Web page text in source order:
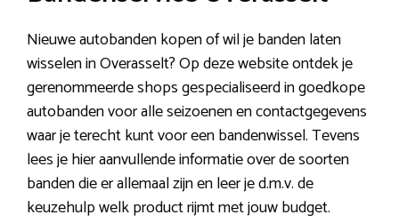
Nieuwe autobanden kopen of wil je banden laten
wisselen in Overasselt? Op deze website ontdek je
gerenommeerde shops gespecialiseerd in goedkope
autobanden voor alle seizoenen en contactgegevens
waar je terecht kunt voor een bandenwissel. Tevens
lees je hier aanvullende informatie over de soorten
banden die er allemaal zijn en leer je d.m.v. de
keuzehulp welk product rijmt met jouw budget.